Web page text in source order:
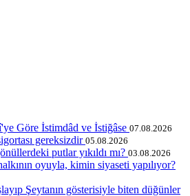
Göre İstimdâd ve İstiğâse 07.08.2026
gereksizdir 05.08.2026
putlar yıkıldı mı? 03.08.2026
oyuyla, kimin siyaseti yapılıyor?
Şeytanın gösterisiyle biten düğünler